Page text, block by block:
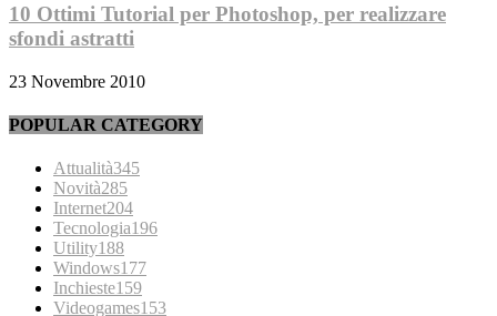
10 Ottimi Tutorial per Photoshop, per realizzare
sfondi astratti
23 Novembre 2010
POPULAR CATEGORY
Attualità345
Novità285
Internet204
Tecnologia196
Utility188
Windows177
Inchieste159
Videogames153